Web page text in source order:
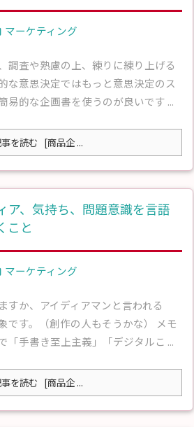
マーケティング
調査や熟慮の上、練りに練り上げる
な意思決定ではもっと意思決定のス
易的な企画書を使うのが良いです ...
を読む [商品企 ...
ア、気持ち、問題意識を言語
こと
マーケティング
すか、アイディアマンと言われる
です。（創作の人もそうかな） メモ
「手書き至上主義」「デジタルこ ...
を読む [商品企 ...